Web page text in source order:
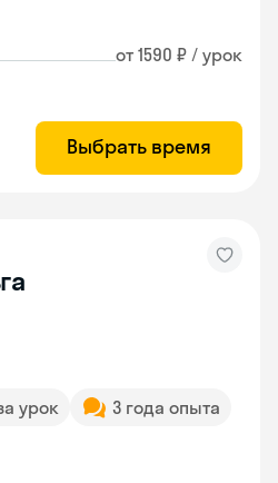
от 1590 ₽ / урок
Выбрать время
урок
3 года опыта